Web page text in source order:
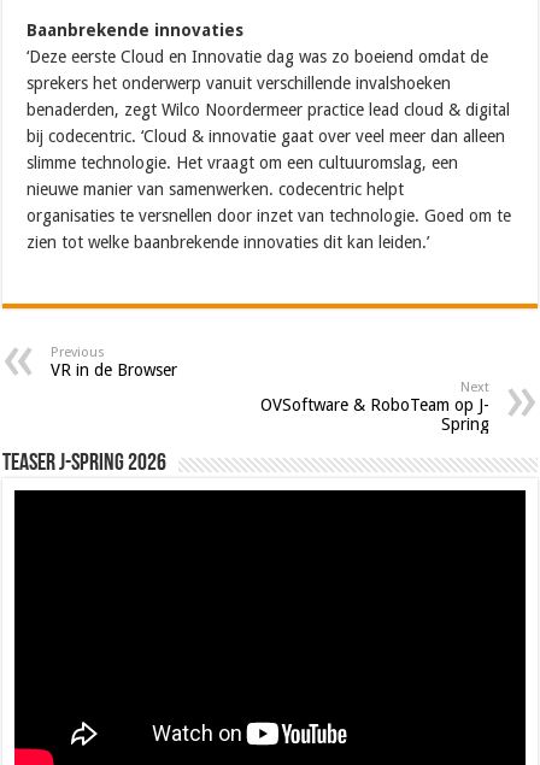
Baanbrekende innovaties
‘Deze eerste Cloud en Innovatie dag was zo boeiend omdat de
sprekers het onderwerp vanuit verschillende invalshoeken
benaderden, zegt Wilco Noordermeer practice lead cloud & digital
bij codecentric. ‘Cloud & innovatie gaat over veel meer dan alleen
slimme technologie. Het vraagt om een cultuuromslag, een
nieuwe manier van samenwerken. codecentric helpt
organisaties te versnellen door inzet van technologie. Goed om te
zien tot welke baanbrekende innovaties dit kan leiden.’
Previous
VR in de Browser
Next
OVSoftware & RoboTeam op J-
Spring
Teaser J-Spring 2026